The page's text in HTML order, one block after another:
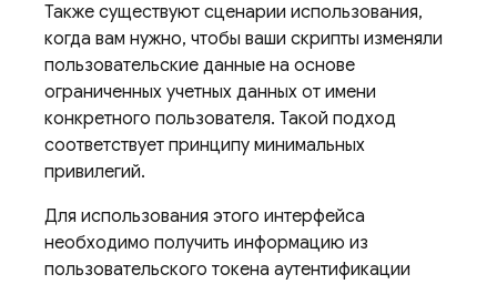
Также существуют сценарии использования,
когда вам нужно, чтобы ваши скрипты изменяли
пользовательские данные на основе
ограниченных учетных данных от имени
конкретного пользователя. Такой подход
соответствует принципу минимальных
привилегий.
Для использования этого интерфейса
необходимо получить информацию из
пользовательского токена аутентификации